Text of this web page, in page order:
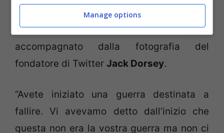
ora provocherà una guerra reale contro di
voi”, viene scritto in un messaggio
accompagnato dalla fotografia del
fondatore di Twitter Jack Dorsey.
“Avete iniziato una guerra destinata a
fallire. Vi avevamo detto dall’inizio che
questa non era la vostra guerra ma non ci
Manage options